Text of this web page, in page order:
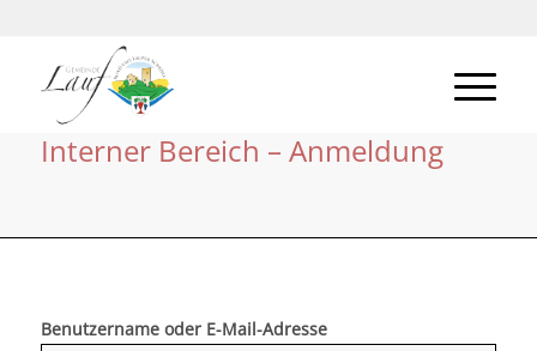
Interner Bereich – Anmeldung
Benutzername oder E-Mail-Adresse